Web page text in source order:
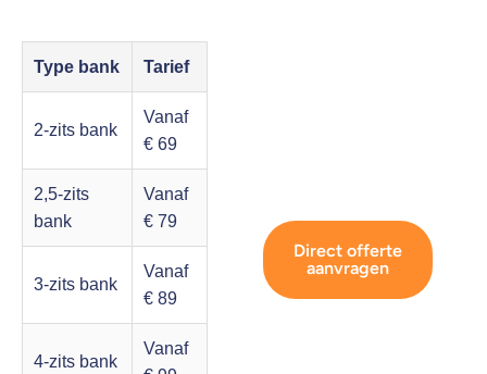
Type bank Tarief
2-zits bank
Vanaf
€ 69
2,5-zits
bank
Vanaf
€ 79
3-zits bank
Vanaf
€ 89
4-zits bank
Vanaf
Direct offerte
aanvragen